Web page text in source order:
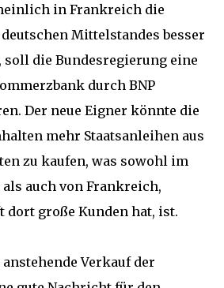
in Frankreich die
Mittelstandes besser
soll die Bundesregierung eine
durch BNP
Der neue Eigner könnte die
mehr Staatsanleihen aus
zu kaufen, was sowohl im
auch von Frankreich,
dort große Kunden hat, ist.
Verkauf der